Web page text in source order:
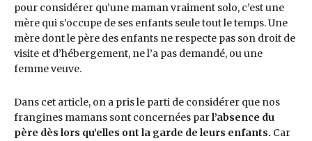
pour considérer qu’une maman vraiment solo, c’est une
mère qui s’occupe de ses enfants seule tout le temps. Une
mère dont le père des enfants ne respecte pas son droit de
visite et d’hébergement, ne l’a pas demandé, ou une
femme veuve.
Dans cet article, on a pris le parti de considérer que nos
frangines mamans sont concernées parl’absence du
père dès lors qu’elles ont la garde de leurs enfants. Car